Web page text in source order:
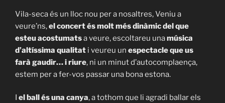
Vila-seca és un lloc nou per a nosaltres, Veniu a
veure’ns,el concert és molt més dinàmic del que
esteu acostumatsa veure, escoltareu unamúsica
d’altíssima qualitat i veureu un espectacle que us
farà gaudir… i riure, ni un minut d’autocomplaença,
estem per a fer-vos passar una bona estona.
I el ball és una canya, a tothom que li agradi ballar els